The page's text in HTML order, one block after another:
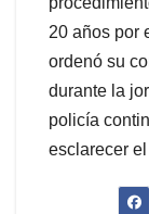
20 años por
ordenó su
durante la
policía
esclarecer